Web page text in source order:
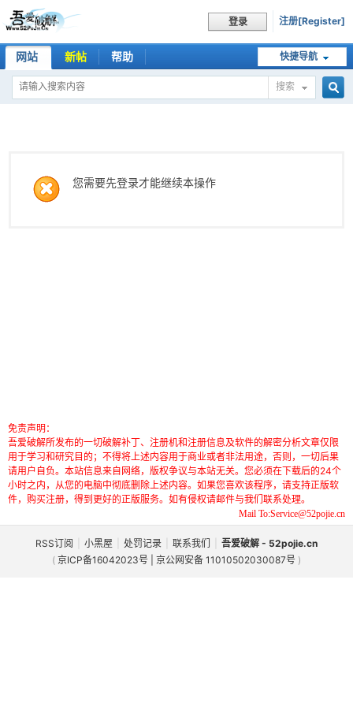
登录 注册[Register]
快捷导航
网站 新帖 帮助
搜索
您需要先登录才能继续本操作
免责声明：
吾爱破解所发布的一切破解补丁、注册机和注册信息及软件的解密分析文章仅限
用于学习和研究目的；不得将上述内容用于商业或者非法用途，否则，一切后果
请用户自负。本站信息来自网络，版权争议与本站无关。您必须在下载后的24个
小时之内，从您的电脑中彻底删除上述内容。如果您喜欢该程序，请支持正版软
件，购买注册，得到更好的正版服务。如有侵权请邮件与我们联系处理。
Mail To:Service@52pojie.cn
RSS订阅 小黑屋 处罚记录 联系我们
吾爱破解 - 52pojie.cn
( 京ICP备16042023号 | 京公网安备 11010502030087号 )